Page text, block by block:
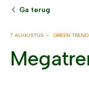
Ga terug
7 AUGUSTUS • GREEN